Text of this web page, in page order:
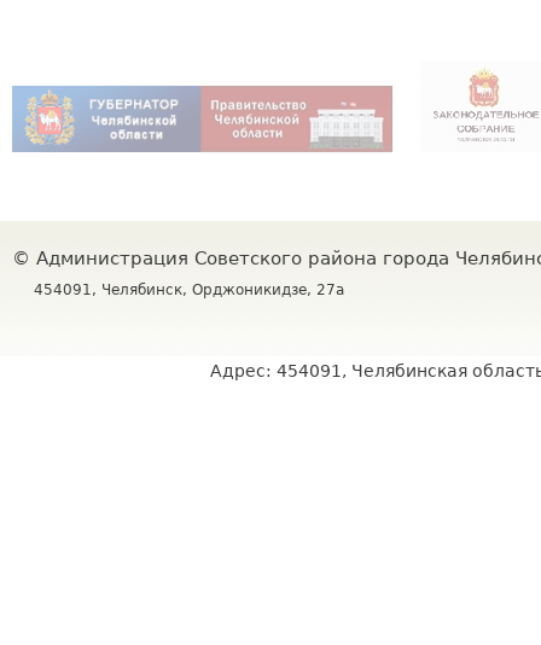
© Администрация Советского района города
454091, Челябинск, Орджоникидзе, 27а
Адрес: 454091, Челябинская